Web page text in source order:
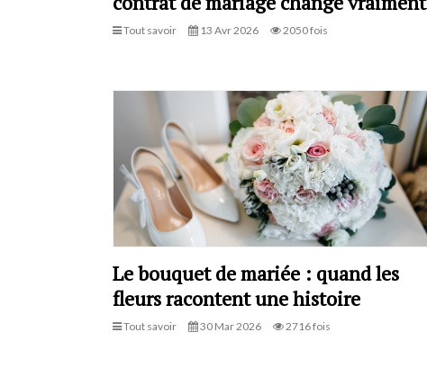
Tout savoir 13 Avr 2026 2050 fois
Le bouquet de mariée : quand les
fleurs racontent une histoire
Tout savoir 30 Mar 2026 2716 fois